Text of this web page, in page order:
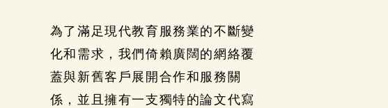
為了滿足現代教育服務業的不斷變
化和需求，我們倚賴廣闊的網絡覆
蓋與新舊客戶展開合作和服務關
係，並且擁有一支獨特的論文代寫